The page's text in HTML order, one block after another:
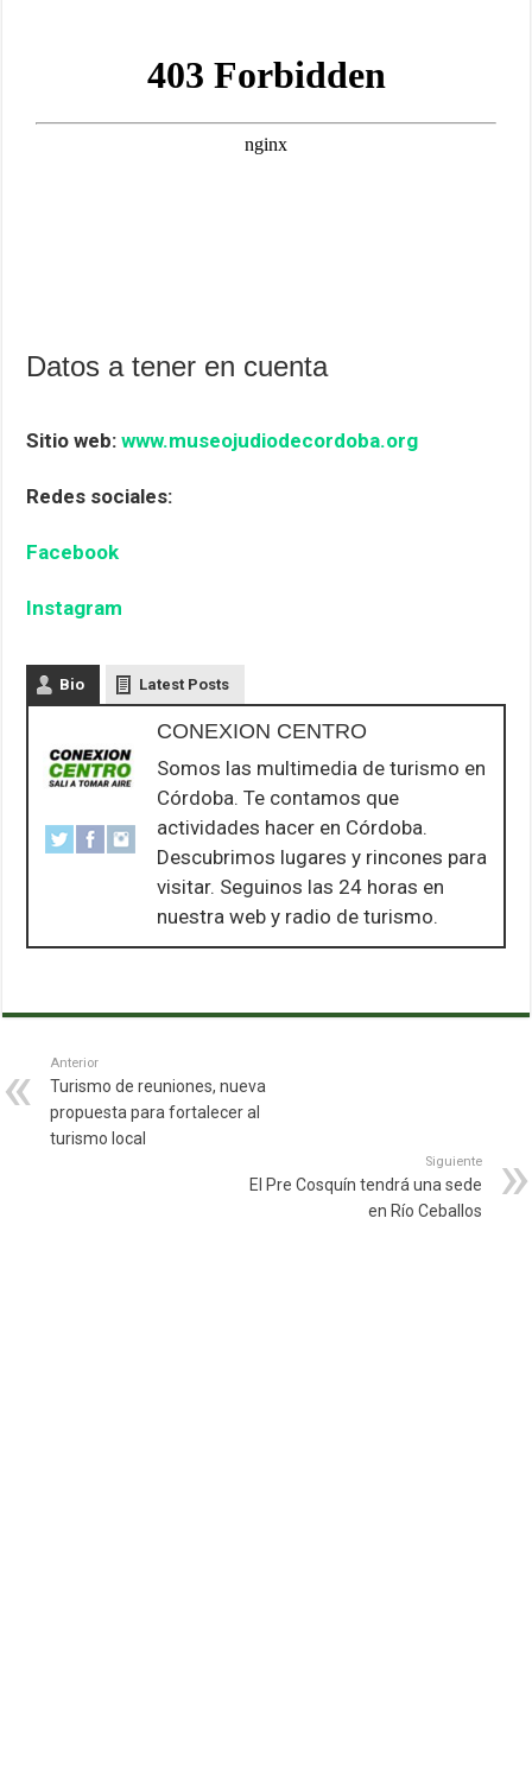
Datos a tener en cuenta
Sitio web:www.museojudiodecordoba.org
Redes sociales:
Facebook
Instagram
Bio Latest Posts
CONEXION CENTRO
Somos las multimedia de turismo en
Córdoba. Te contamos que
actividades hacer en Córdoba.
Descubrimos lugares y rincones para
visitar. Seguinos las 24 horas en
nuestra web y radio de turismo.
Anterior
Turismo de reuniones, nueva
propuesta para fortalecer al
turismo local
Siguiente
El Pre Cosquín tendrá una sede
en Río Ceballos